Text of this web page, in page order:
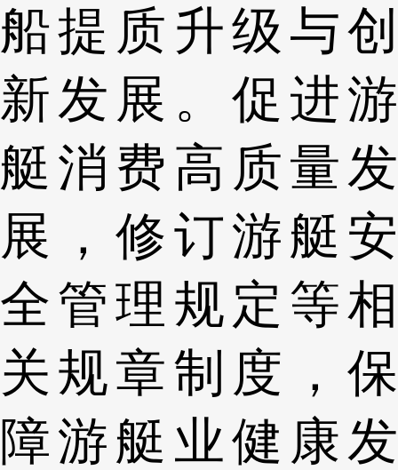
船提质升级与创
新发展。促进游
艇消费高质量发
展，修订游艇安
全管理规定等相
关规章制度，保
障游艇业健康发